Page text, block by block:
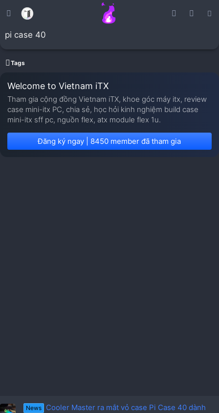
pi case 40
Tags
Welcome to Vietnam iTX
Tham gia cộng đồng Vietnam iTX, khoe góc máy itx, review
case mini-itx PC, chia sẻ, học hỏi kinh nghiệm build case
mini-itx sff pc, nguồn flex, atx module flex 1u.
Đăng ký ngay | 8450 member đã tham gia
News
Cooler Master ra mắt vỏ case Pi Case 40 dành